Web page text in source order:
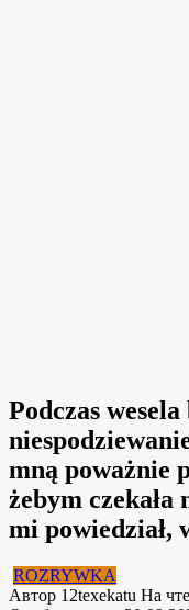
Podczas
mną poważnie
żebym czekała
mi powiedział,
ROZRYWKA
Автор 12texekatu На